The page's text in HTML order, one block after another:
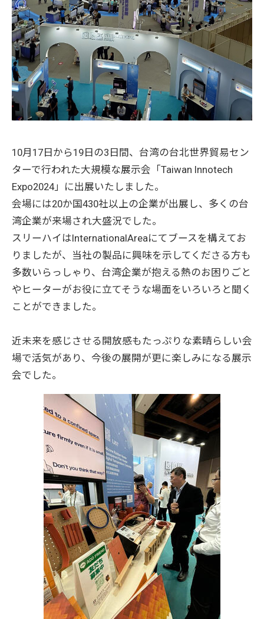
10月17日から19日の3日間、台湾の台北世界貿易セン
ターで行われた大規模な展示会「Taiwan Innotech
Expo2024」に出展いたしました。
会場には20か国430社以上の企業が出展し、多くの台
湾企業が来場され大盛況でした。
スリーハイはInternationalAreaにてブースを構えてお
りましたが、当社の製品に興味を示してくださる方も
多数いらっしゃり、台湾企業が抱える熱のお困りごと
やヒーターがお役に立てそうな場面をいろいろと聞く
ことができました。
近未来を感じさせる開放感もたっぷりな素晴らしい会
場で活気があり、今後の展開が更に楽しみになる展示
会でした。